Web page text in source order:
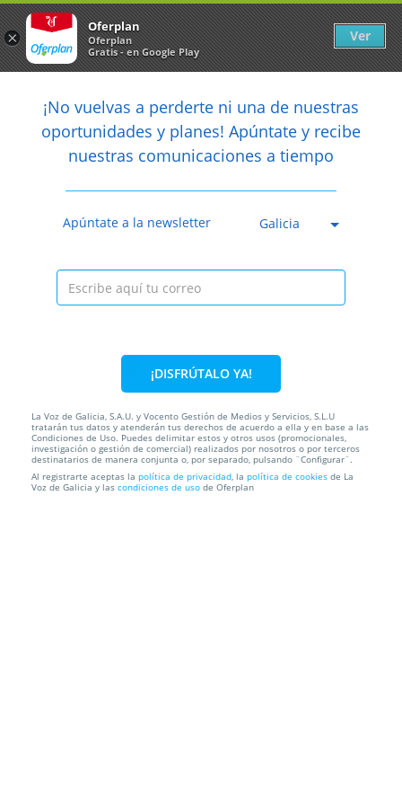

Caducada
36% 26,40€ 16,95€
Entradas Ángel Martín. Lugo. Viernes 5 diciembre
¡Oferta lim...
Auditorio Fuxan Os Ventos Lugo
arrow_back Newsletter
¡No vuelvas a perderte ni una de nuestras
oportunidades y planes! Apúntate y recibe
nuestras comunicaciones a tiempo
Apúntate a la newsletter Galicia
¡DISFRÚTALO YA!
La Voz de Galicia, S.A.U. y Vocento Gestión de Medios y Servicios, S.L.U
tratarán tus datos y atenderán tus derechos de acuerdo a ella y en base a las
Condiciones de Uso. Puedes delimitar estos y otros usos (promocionales,
investigación o gestión de comercial) realizados por nosotros o por terceros
destinatarios de manera conjunta o, por separado, pulsando ¨Configurar¨.
Al registrarte aceptas la política de privacidad, la política de cookies de La
Voz de Galicia y las condiciones de uso de Oferplan
×
Oferplan
Oferplan
Gratis - en Google Play
Ver